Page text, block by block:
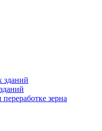
зданий
зерна